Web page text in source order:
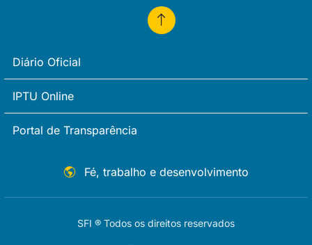
Diário Oficial
IPTU Online
Portal de Transparência
Fé, trabalho e desenvolvimento
SFI ® Todos os direitos reservados